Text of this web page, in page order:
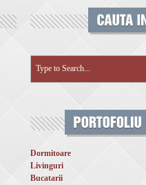
Dormitoare
Livinguri
Bucatarii